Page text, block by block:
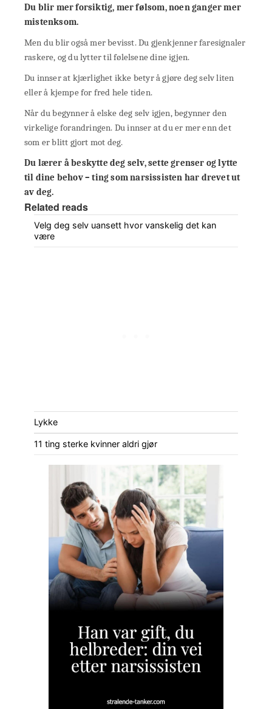
Du blir mer forsiktig, mer følsom, noen ganger mer
mistenksom.
Men du blir også mer bevisst. Du gjenkjenner faresignaler
raskere, og du lytter til følelsene dine igjen.
Du innser at kjærlighet ikke betyr å gjøre deg selv liten
eller å kjempe for fred hele tiden.
Når du begynner å elske deg selv igjen, begynner den
virkelige forandringen. Du innser at du er mer enn det
som er blitt gjort mot deg.
Du lærer å beskytte deg selv, sette grenser og lytte
til dine behov – ting som narsissisten har drevet ut
av deg.
Related reads
Velg deg selv uansett hvor vanskelig det kan
være
Lykke
11 ting sterke kvinner aldri gjør